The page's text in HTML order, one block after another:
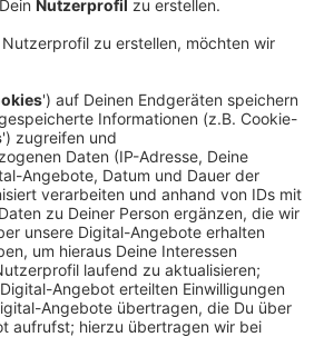
Potsdam und Mainz.
13.03.2026 06:36
Index wurde gemessen wie
vor allem flexible Arbeitsräume
Balance“ schätzen. Bewertet
anderem die ÖPNV-Anbindung,
Arbeitsplätze und
IWG punktet Leverkusen vor